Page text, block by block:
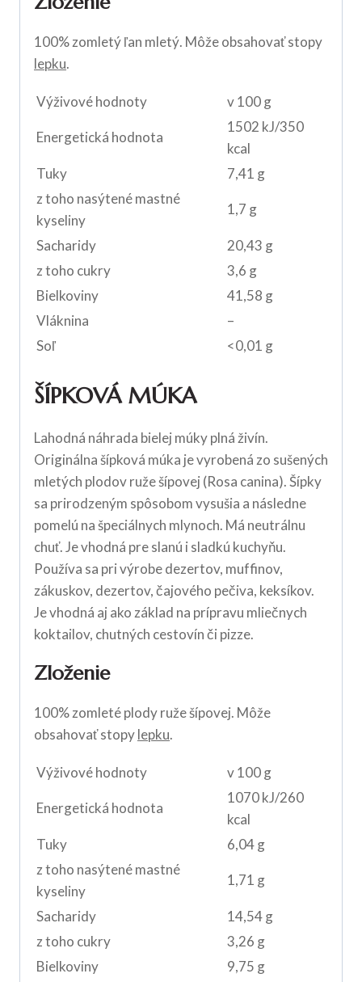
100% zomletý ľan mletý. Môže obsahovať stopy
lepku.
Výživové hodnoty v 100 g
Energetická hodnota
1502 kJ/350
kcal
Tuky
7,41 g
z toho nasýtené mastné
kyseliny
1,7 g
Sacharidy
20,43 g
z toho cukry
3,6 g
Bielkoviny
41,58 g
Vláknina
–
Soľ
<0,01 g
ŠÍPKOVÁ MÚKA
Lahodná náhrada bielej múky plná živín.
Originálna šípková múka je vyrobená zo sušených
mletých plodov ruže šípovej (Rosa canina). Šípky
sa prirodzeným spôsobom vysušia a následne
pomelú na špeciálnych mlynoch. Má neutrálnu
chuť. Je vhodná pre slanú i sladkú kuchyňu.
Používa sa pri výrobe dezertov, muffinov,
zákuskov, dezertov, čajového pečiva, keksíkov.
Je vhodná aj ako základ na prípravu mliečnych
koktailov, chutných cestovín či pizze.
Zloženie
100% zomleté plody ruže šípovej. Môže
obsahovať stopylepku.
Výživové hodnoty v 100 g
Energetická hodnota
1070 kJ/260
kcal
Tuky
6,04 g
z toho nasýtené mastné
kyseliny
1,71 g
Sacharidy
14,54 g
z toho cukry
3,26 g
Bielkoviny
9,75 g